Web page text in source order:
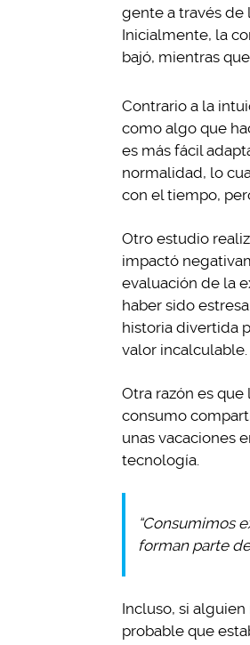
gente a través de
Inicialmente, la
bajó, mientras
Contrario a la
como algo que
es más fácil
normalidad, lo
con el tiempo,
Otro estudio
impactó
evaluación de la
haber sido
historia divertida
valor incalculable.
Otra razón es
consumo
unas vacaciones
tecnología.
“Consumimos
forman parte
Incluso, si
probable que